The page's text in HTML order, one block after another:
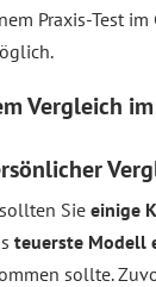
Praxis-Test
Vergleich
Sie einige
teuerste Modell
sollte.